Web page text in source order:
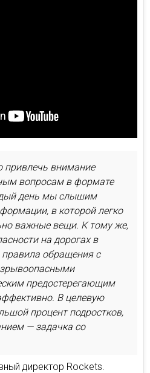
внимание
вопросам в формате
день мы слышим
в которой легко
важные вещи. К тому же,
на дорогах в
правила обращения с
предостерегающим
В целевую
процент подростков,
— задачка со
директор Rockets.